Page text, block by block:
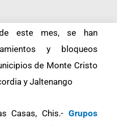
este mes, se han
y bloqueos
de Monte Cristo
y Jaltenango
Casas, Chis.- Grupos